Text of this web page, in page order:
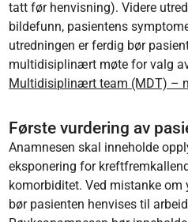
tatt før henvisning). Videre
bildefunn, pasientens
utredningen er ferdig bør
multidisiplinært møte for valg
Multidisiplinært team (MDT) –
Første vurdering av
Anamnesen skal inneholde
eksponering for
komorbiditet. Ved mistanke om
bør pasienten henvises til